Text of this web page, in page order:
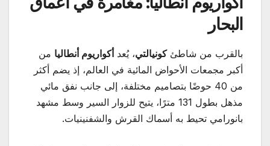
البحار
بالقرب من شاطئكونيالتي، يُعد أكواريوم أنطاليا من
أكبر مجمعات الأحواض المائية في العالم، إذ يضم أكثر
من 40 حوضًا بتصاميم مختلفة، إلى جانب نفق مائي
مذهل بطول 131 مترًا، يتيح للزوار السير وسط مشهد
بانورامي تحيط به أسماك القرش والشفنينيات.